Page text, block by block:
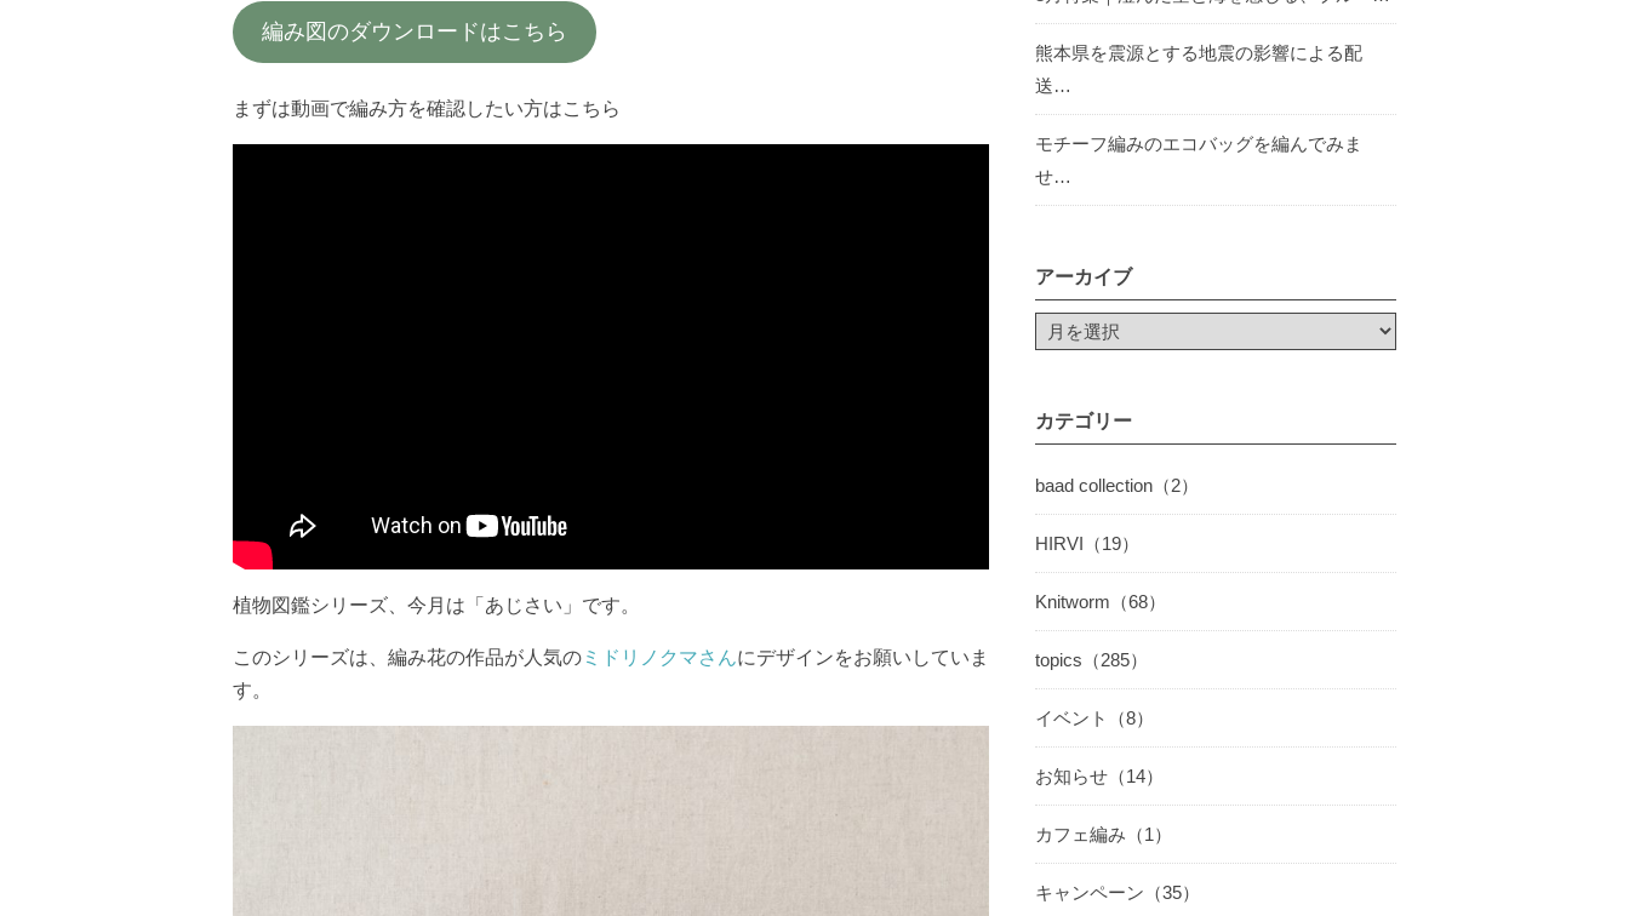
編み図のダウンロードはこちら
まずは動画で編み方を確認したい方はこちら
植物図鑑シリーズ、今月は「あじさい」です。
このシリーズは、編み花の作品が人気の ミドリノクマさんにデザインをお願いしていま
す。
熊本県を震源とする地震の影響による配
送…
モチーフ編みのエコバッグを編んでみま
せ…
アーカイブ
カテゴリー
baad collection（2）
HIRVI（19）
Knitworm（68）
topics（285）
イベント（8）
お知らせ（14）
カフェ編み（1）
キャンペーン（35）